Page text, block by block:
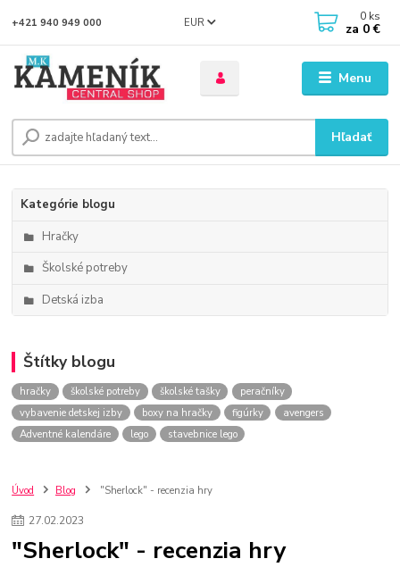
Menu
EUR
Hľadať
+421 940 949 000 0 ks
za 0 €
Kategórie blogu
Hračky
Školské potreby
Detská izba
Štítky blogu
hračky školské potreby školské tašky
peračníky
vybavenie detskej izby
boxy na hračky figúrky
avengers
Adventné kalendáre
lego stavebnice lego
Úvod Blog "Sherlock" - recenzia hry
27.02.2023
"Sherlock" - recenzia hry